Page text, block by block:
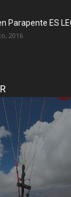
Parapente ES
2016